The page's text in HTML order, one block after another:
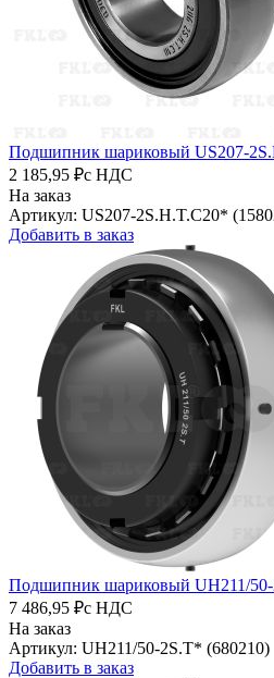
Подшипник шариковый US207-
2 185,95 ₽с НДС
На заказ
Артикул: US207-2S.H.T.C20*
Добавить в заказ
Подшипник шариковый UH211/50-
7 486,95 ₽с НДС
На заказ
Артикул: UH211/50-2S.T* (680210)
Добавить в заказ